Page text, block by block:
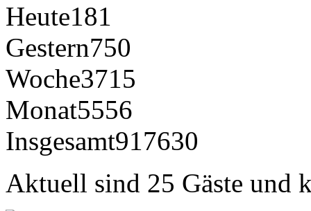
Heute181
Gestern750
Woche3715
Monat5556
Insgesamt917630
Aktuell sind 25 Gäste und